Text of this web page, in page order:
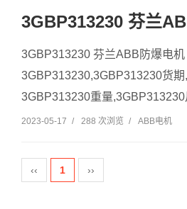
3GBP313230 芬兰
3GBP313230 芬兰ABB防爆电
3GBP313230,3GBP313230货
3GBP313230重量
2023-05-17 / 288 次浏览 / ABB电机
‹‹ 1 ››